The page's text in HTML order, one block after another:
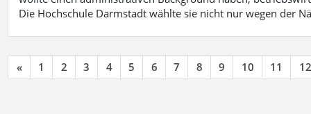
Die Hochschule Darmstadt wählte sie nicht nur wegen der
« 1 2 3 4 5 6 7 8 9 10 11 12